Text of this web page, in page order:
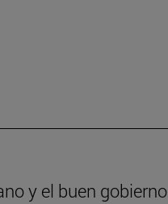
y el buen gobierno